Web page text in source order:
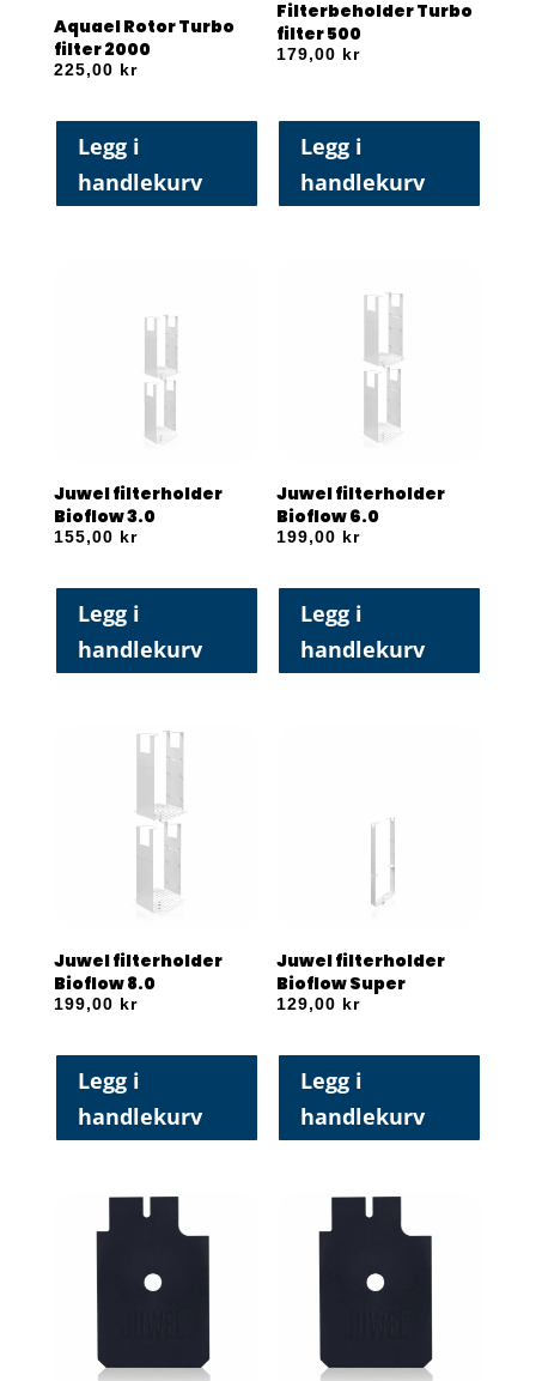
Aquael Rotor Turbo
filter 2000
225,00 kr
Legg i
handlekurv
Filterbeholder Turbo
filter 500
179,00 kr
Legg i
handlekurv
Juwel filterholder
Bioflow 3.0
155,00 kr
Legg i
handlekurv
Juwel filterholder
Bioflow 6.0
199,00 kr
Legg i
handlekurv
Juwel filterholder
Bioflow 8.0
199,00 kr
Legg i
handlekurv
Juwel filterholder
Bioflow Super
129,00 kr
Legg i
handlekurv